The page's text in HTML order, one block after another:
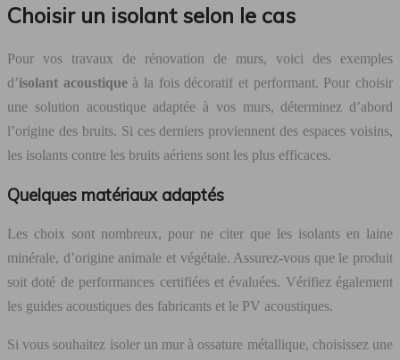
Choisir un isolant selon le cas
Pour vos travaux de rénovation de murs, voici des exemples
d’isolant acoustiqueà la fois décoratif et performant. Pour choisir
une solution acoustique adaptée à vos murs, déterminez d’abord
l’origine des bruits. Si ces derniers proviennent des espaces voisins,
les isolants contre les bruits aériens sont les plus efficaces.
Quelques matériaux adaptés
Les choix sont nombreux, pour ne citer que les isolants en laine
minérale, d’origine animale et végétale. Assurez-vous que le produit
soit doté de performances certifiées et évaluées. Vérifiez également
les guides acoustiques des fabricants et le PV acoustiques.
Si vous souhaitez isoler un mur à ossature métallique, choisissez une